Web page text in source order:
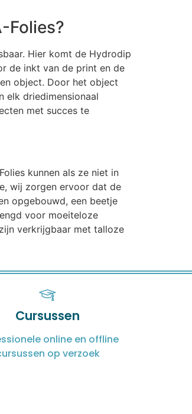
Folies?
Hier komt de Hydrodip
de inkt van de print en de
object. Door het object
elk driedimensionaal
met succes te
kunnen als ze niet in
wij zorgen ervoor dat de
opgebouwd, een beetje
voor moeiteloze
verkrijgbaar met talloze
Cursussen
online en offline
op verzoek